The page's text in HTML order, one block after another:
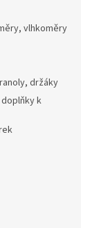
vlhkoměry
držáky
k